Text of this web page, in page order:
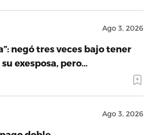
Ago 3, 2026
negó tres veces bajo tener
exesposa, pero…
Ago 3, 2026